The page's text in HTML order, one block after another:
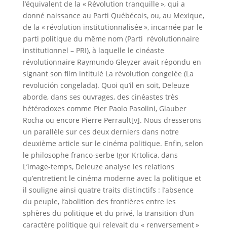
l’équivalent de la « Révolution tranquille », qui a
donné naissance au Parti Québécois, ou, au Mexique,
de la « révolution institutionnalisée », incarnée par le
parti politique du même nom (Parti révolutionnaire
institutionnel – PRI), à laquelle le cinéaste
révolutionnaire Raymundo Gleyzer avait répondu en
signant son film intitulé La révolution congelée (La
revolución congelada). Quoi qu’il en soit, Deleuze
aborde, dans ses ouvrages, des cinéastes très
hétérodoxes comme Pier Paolo Pasolini, Glauber
Rocha ou encore Pierre Perrault[v]. Nous dresserons
un parallèle sur ces deux derniers dans notre
deuxième article sur le cinéma politique. Enfin, selon
le philosophe franco-serbe Igor Krtolica, dans
L’image-temps, Deleuze analyse les relations
qu’entretient le cinéma moderne avec la politique et
il souligne ainsi quatre traits distinctifs : l’absence
du peuple, l’abolition des frontières entre les
sphères du politique et du privé, la transition d’un
caractère politique qui relevait du « renversement »